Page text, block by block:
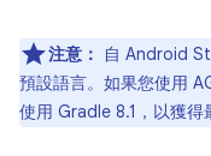
注意：
自 Android
預設語言。如果您使用
使用 Gradle 8.1，以獲得